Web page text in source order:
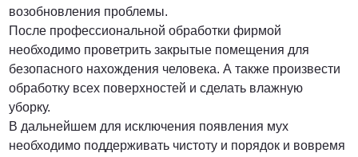
возобновления проблемы.
После профессиональной обработки фирмой
необходимо проветрить закрытые помещения для
безопасного нахождения человека. А также произвести
обработку всех поверхностей и сделать влажную
уборку.
В дальнейшем для исключения появления мух
необходимо поддерживать чистоту и порядок и вовремя